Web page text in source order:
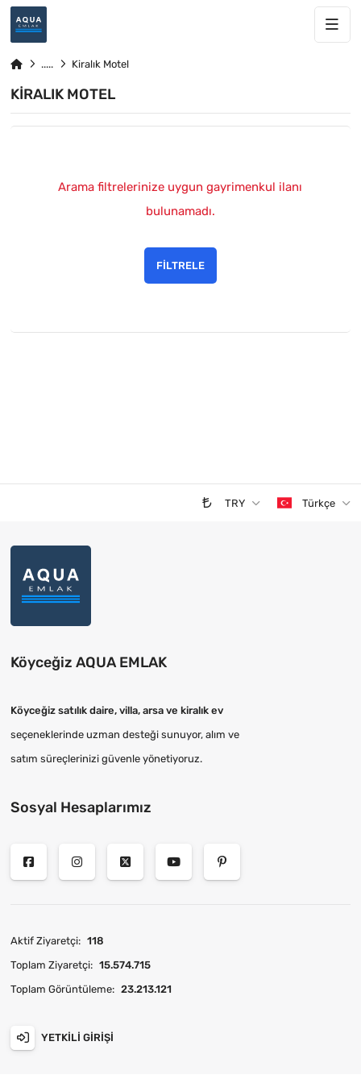
Kiralık Motel
KIRALIK MOTEL
Arama filtrelerinize uygun gayrimenkul ilanı
bulunamadı.
FILTRELE
TRY Türkçe
Köyceğiz AQUA EMLAK
Köyceğiz satılık daire, villa, arsa ve kiralık ev
seçeneklerinde uzman desteği sunuyor, alım ve
satım süreçlerinizi güvenle yönetiyoruz.
Sosyal Hesaplarımız
Aktif Ziyaretçi: 118
Toplam Ziyaretçi: 15.574.715
Toplam Görüntüleme: 23.213.121
YETKILI GIRIŞI